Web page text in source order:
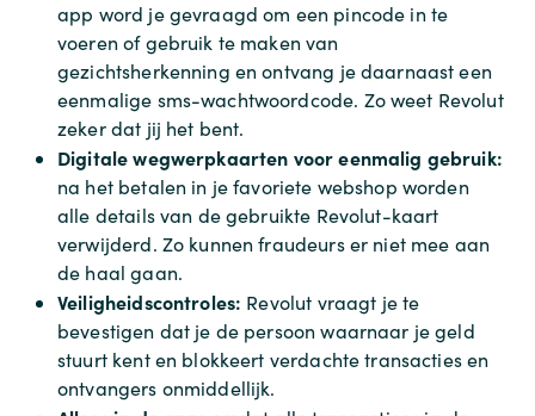
app word je gevraagd om een pincode in te
voeren of gebruik te maken van
gezichtsherkenning en ontvang je daarnaast een
eenmalige sms-wachtwoordcode. Zo weet Revolut
zeker dat jij het bent.
Digitale wegwerpkaarten voor eenmalig gebruik:
na het betalen in je favoriete webshop worden
alle details van de gebruikte Revolut-kaart
verwijderd. Zo kunnen fraudeurs er niet mee aan
de haal gaan.
Veiligheidscontroles: Revolut vraagt je te
bevestigen dat je de persoon waarnaar je geld
stuurt kent en blokkeert verdachte transacties en
ontvangers onmiddellijk.